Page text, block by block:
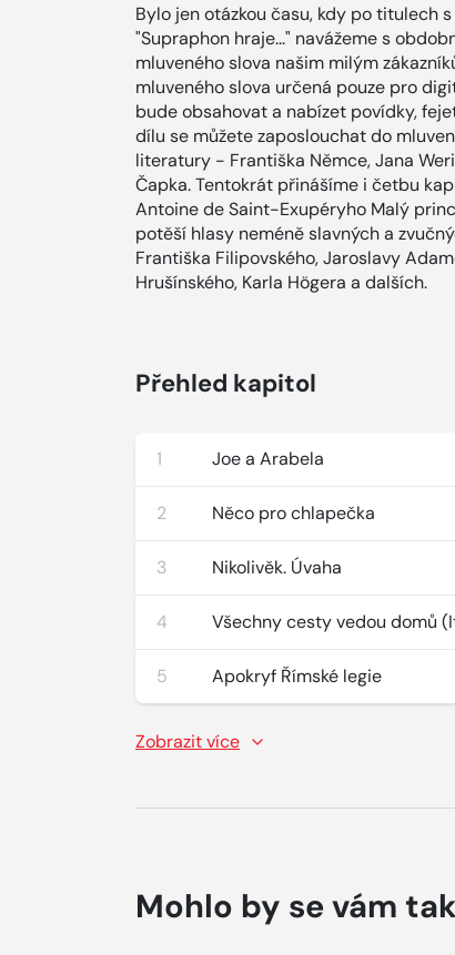
Bylo jen otázkou času, kdy po titulech
"Supraphon hraje..." navážeme s
mluveného slova našim milým
mluveného slova určená pouze pro
bude obsahovat a nabízet povídky,
dílu se můžete zaposlouchat do
literatury - Františka Němce, Jana
Čapka. Tentokrát přinášíme i četbu
Antoine de Saint-Exupéryho Malý
potěší hlasy neméně slavných a
Františka Filipovského, Jaroslavy
Hrušínského, Karla Högera a dalších.
Přehled kapitol
1 Joe a Arabela
2 Něco pro chlapečka
3 Nikolivěk. Úvaha
4 Všechny cesty vedou domů
5 Apokryf Římské legie
Zobrazit více
Mohlo by se vám